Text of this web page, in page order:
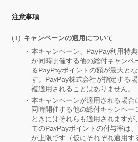
注意事項
キャンペーンの適用について
本キャンペーン、PayPay利用特
が同時開催する他の総付キャンペ
るPayPayポイントの額が最大と
す。PayPay株式会社が指定する
複適用されることはありません。
本キャンペーンが適用される場合
同時開催する他の総付キャンペー
ときにはそれらも適用されますが
てのPayPayポイントの付与率は
が上限です（仮にそれぞれ適用す